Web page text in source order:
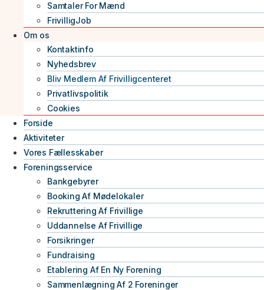
Samtaler For Mænd
FrivilligJob
Om os
Kontaktinfo
Nyhedsbrev
Bliv Medlem Af Frivilligcenteret
Privatlivspolitik
Cookies
Forside
Aktiviteter
Vores Fællesskaber
Foreningsservice
Bankgebyrer
Booking Af Mødelokaler
Rekruttering Af Frivillige
Uddannelse Af Frivillige
Forsikringer
Fundraising
Etablering Af En Ny Forening
Sammenlægning Af 2 Foreninger